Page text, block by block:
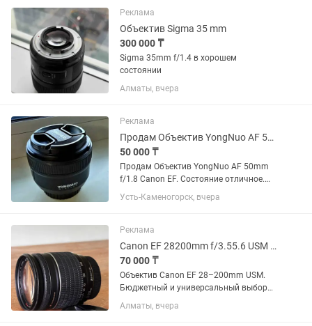
1.33x для Sony E
Реклама
Объектив Sigma 35 mm
300 000 ₸
Sigma 35mm f/1.4 в хорошем
состоянии
Алматы, вчера
Реклама
Продам Объектив YongNuo AF 50mm f/1.8 Canon EF
50 000 ₸
Продам Объектив YongNuo AF 50mm
f/1.8 Canon EF. Состояние отличное.
Цена 50000. Возможен торг. Звоните в
любое время Динара
Усть-Каменогорск, вчера
Реклама
Canon EF 28200mm f/3.55.6 USM универсальный зум
70 000 ₸
Объектив Canon EF 28–200mm USM.
Бюджетный и универсальный выбор
для начинающих фотографов.
Отличный универсальный объектив
Алматы, вчера